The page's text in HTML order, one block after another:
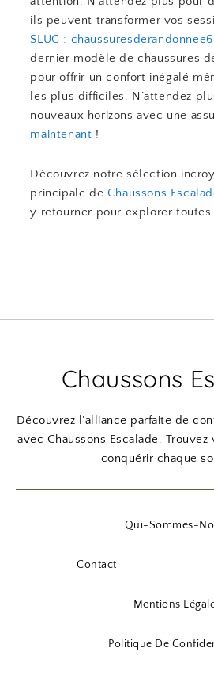
ils peuvent transformer vos
SLUG : chaussuresderandonnee6
dernier modèle de chaussures
pour offrir un confort inégalé
les plus difficiles. N’attendez
nouveaux horizons avec une
maintenant !
Découvrez notre sélection
principale de Chaussons
y retourner pour explorer toutes
Chaussons
Découvrez l’alliance parfaite de
avec Chaussons Escalade.
conquérir chaque
Qui-Sommes-
Contact
Mentions
Politique De